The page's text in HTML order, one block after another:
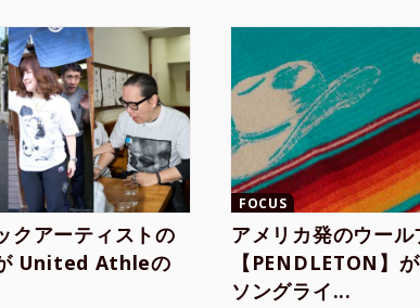
クアーティストの
United Athleの
FOCUS
アメリカ発のウール
【PENDLETON】
ソングライ...